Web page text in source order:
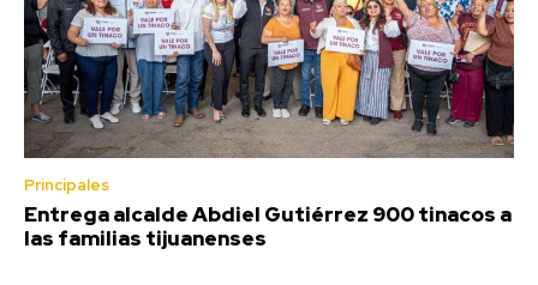
Principales
Entrega alcalde Abdiel Gutiérrez 900 tinacos a
las familias tijuanenses